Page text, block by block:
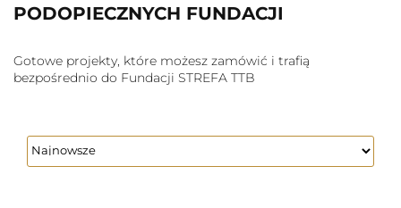
PODOPIECZNYCH FUNDACJI
Gotowe projekty, które możesz zamówić i trafią
bezpośrednio do Fundacji STREFA TTB